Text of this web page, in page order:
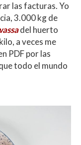
las facturas. Yo
3.000 kg de
del huerto
a veces me
PDF por las
todo el mundo